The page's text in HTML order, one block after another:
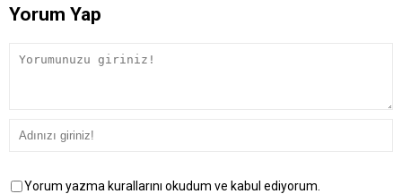
Yorum Yap
Yorum yazma kurallarını okudum ve kabul ediyorum.